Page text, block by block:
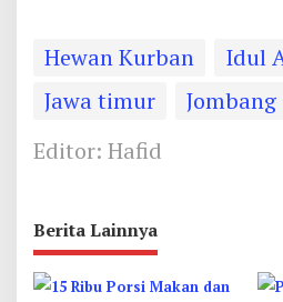
Hewan Kurban
Idul
Jawa timur
Jombang
Editor: Hafid
Berita Lainnya